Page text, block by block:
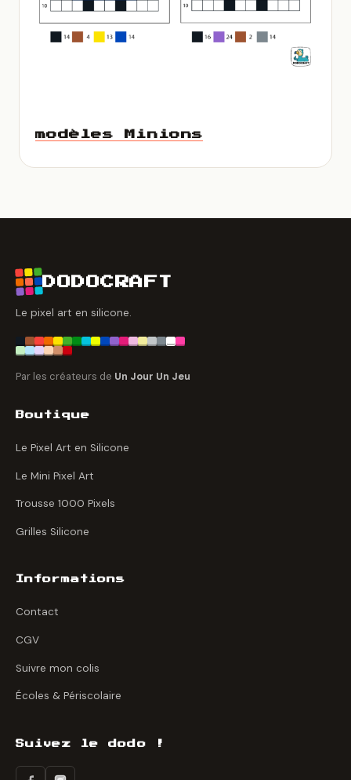
modèles Minions
DODOCRAFT
Le pixel art en silicone.
Par les créateurs de Un Jour Un Jeu
Boutique
Le Pixel Art en Silicone
Le Mini Pixel Art
Trousse 1000 Pixels
Grilles Silicone
Informations
Contact
CGV
Suivre mon colis
Écoles & Périscolaire
Suivez le dodo !